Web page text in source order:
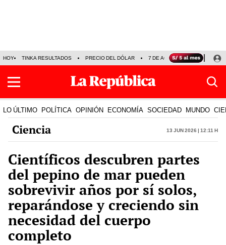
HOY TINKA RESULTADOS PRECIO DEL DÓLAR 7 DE AGOSTO OLLANTA
LO ÚLTIMO POLÍTICA OPINIÓN ECONOMÍA SOCIEDAD MUNDO
Ciencia 13 Jun 2026 | 12:11 h
Científicos descubren partes
del pepino de mar pueden
sobrevivir años por sí solos,
reparándose y creciendo sin
necesidad del cuerpo
completo